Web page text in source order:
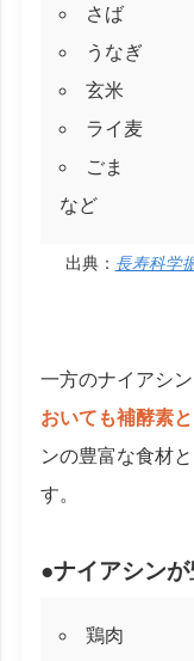
さば
うなぎ
玄米
ライ麦
ごま
など
出典： 長寿科学
一方のナイアシ
おいても補酵素
ンの豊富な食材
す。
●ナイアシン
鶏肉